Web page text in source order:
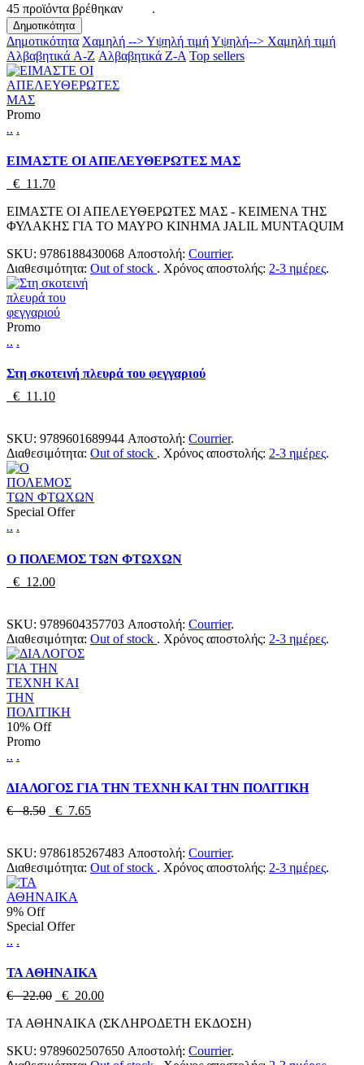
45 προϊόντα βρέθηκαν .
Δημοτικότητα
Δημοτικότητα Χαμηλή --> Υψηλή τιμήΥψηλή--> Χαμηλή τιμή
Αλβαβητικά A-Z Αλβαβητικά Z-A Top sellers
Promo
.. .
ΕΙΜΑΣΤΕ ΟΙ ΑΠΕΛΕΥΘΕΡΩΤΕΣ ΜΑΣ
€ 11.70
ΕΙΜΑΣΤΕ ΟΙ ΑΠΕΛΕΥΘΕΡΩΤΕΣ ΜΑΣ - ΚΕΙΜΕΝΑ ΤΗΣ
ΦΥΛΑΚΗΣ ΓΙΑ ΤΟ ΜΑΥΡΟ ΚΙΝΗΜΑ JALIL MUNTAQUIM
SKU: 9786188430068 Αποστολή: Courrier.
Διαθεσιμότητα: Out of stock . Χρόνος αποστολής: 2-3 ημέρες.
Promo
.. .
Στη σκοτεινή πλευρά του φεγγαριού
€ 11.10
SKU: 9789601689944 Αποστολή: Courrier.
Διαθεσιμότητα: Out of stock . Χρόνος αποστολής: 2-3 ημέρες.
Special Offer
.. .
Ο ΠΟΛΕΜΟΣ ΤΩΝ ΦΤΩΧΩΝ
€ 12.00
SKU: 9789604357703 Αποστολή: Courrier.
Διαθεσιμότητα: Out of stock . Χρόνος αποστολής: 2-3 ημέρες.
10% Off
Promo
.. .
ΔΙΑΛΟΓΟΣ ΓΙΑ ΤΗΝ ΤΕΧΝΗ ΚΑΙ ΤΗΝ ΠΟΛΙΤΙΚΗ
€ 8.50
€ 7.65
SKU: 9786185267483 Αποστολή: Courrier.
Διαθεσιμότητα: Out of stock . Χρόνος αποστολής: 2-3 ημέρες.
9% Off
Special Offer
.. .
ΤΑ ΑΘΗΝΑΙΚΑ
€ 22.00
€ 20.00
ΤΑ ΑΘΗΝΑΙΚΑ (ΣΚΛΗΡΟΔΕΤΗ ΕΚΔΟΣΗ)
SKU: 9789602507650 Αποστολή: Courrier.